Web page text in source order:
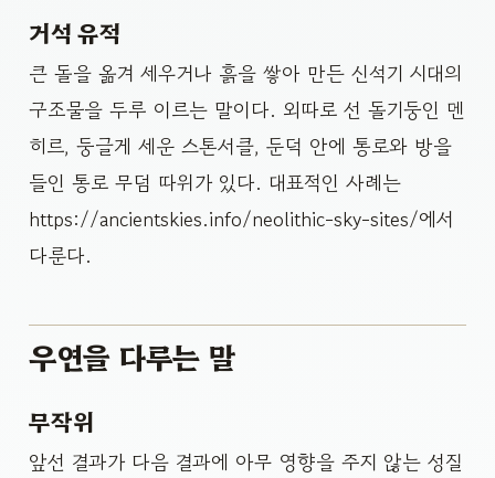
거석 유적
큰 돌을 옮겨 세우거나 흙을 쌓아 만든 신석기 시대의
구조물을 두루 이르는 말이다. 외따로 선 돌기둥인 멘
히르, 둥글게 세운 스톤서클, 둔덕 안에 통로와 방을
들인 통로 무덤 따위가 있다. 대표적인 사례는
https://ancientskies.info/neolithic-sky-sites/에서
다룬다.
우연을 다루는 말
무작위
앞선 결과가 다음 결과에 아무 영향을 주지 않는 성질